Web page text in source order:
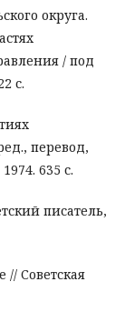
округа.
/ под
с.
перевод,
635 с.
писатель,
// Советская